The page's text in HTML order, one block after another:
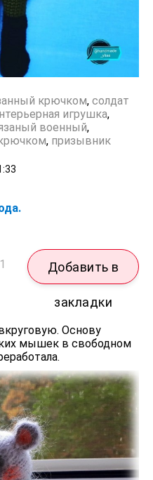
крючком, солдат
игрушка,
военный,
, призывник
Добавить в
закладки
Основу
мышек в свободном